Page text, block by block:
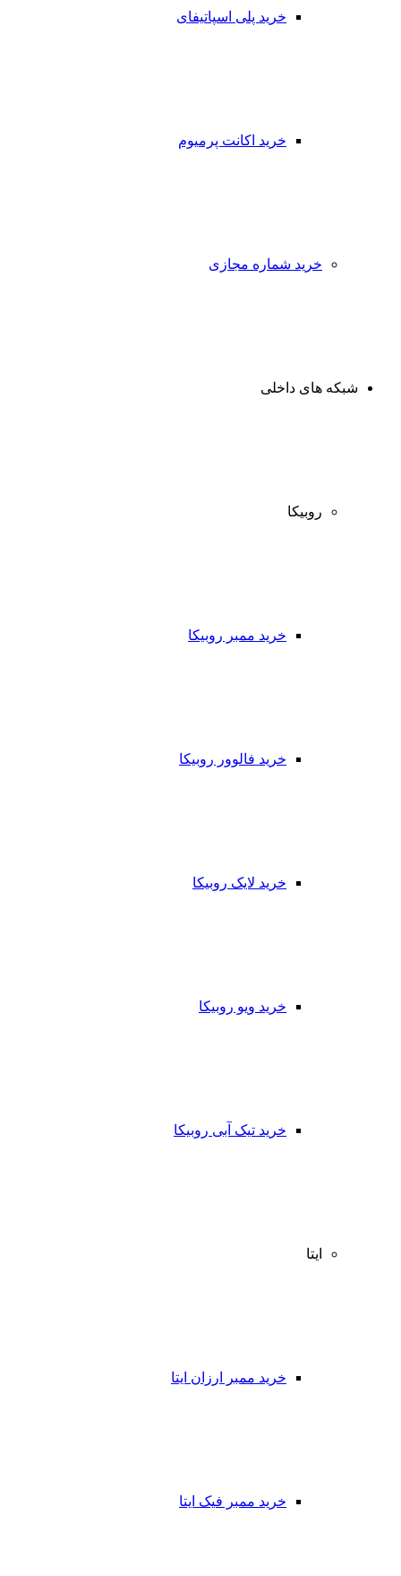
خرید پلی اسپاتیفای
خرید اکانت پرمیوم
خرید شماره مجازی
شبکه های داخلی
روبیکا
خرید ممبر روبیکا
خرید فالوور روبیکا
خرید لایک روبیکا
خرید ویو روبیکا
خرید تیک آبی روبیکا
ایتا
خرید ممبر ارزان ایتا
خرید ممبر فیک ایتا